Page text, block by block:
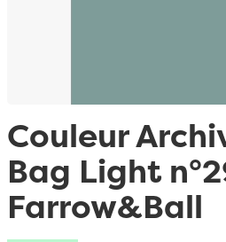
Couleur
Bag Light
Farrow&Ball